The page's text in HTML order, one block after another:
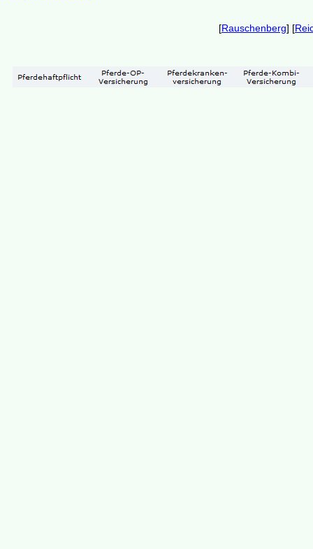
[Rauschenberg] [